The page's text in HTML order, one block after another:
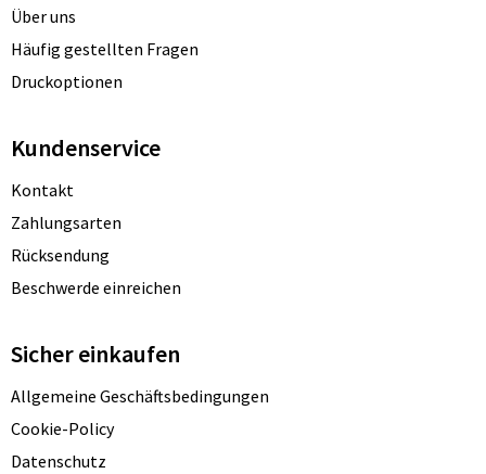
Über uns
Häufig gestellten Fragen
Druckoptionen
Kundenservice
Kontakt
Zahlungsarten
Rücksendung
Beschwerde einreichen
Sicher einkaufen
Allgemeine Geschäftsbedingungen
Cookie-Policy
Datenschutz